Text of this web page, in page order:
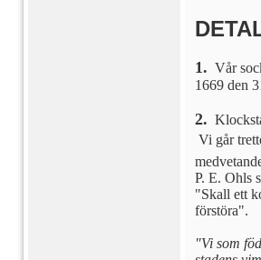
1. Vår
1669 den
2.
 Vi går
P. E. Ohls
"Skall ett
förstöra".
"Vi som